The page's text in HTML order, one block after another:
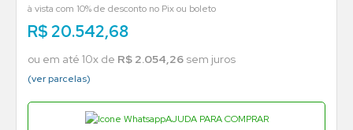
à vista com 10% de desconto no Pix ou boleto
R$20.542,68
ou em até 10x de R$ 2.054,26 sem juros
(ver parcelas)
AJUDA PARA COMPRAR